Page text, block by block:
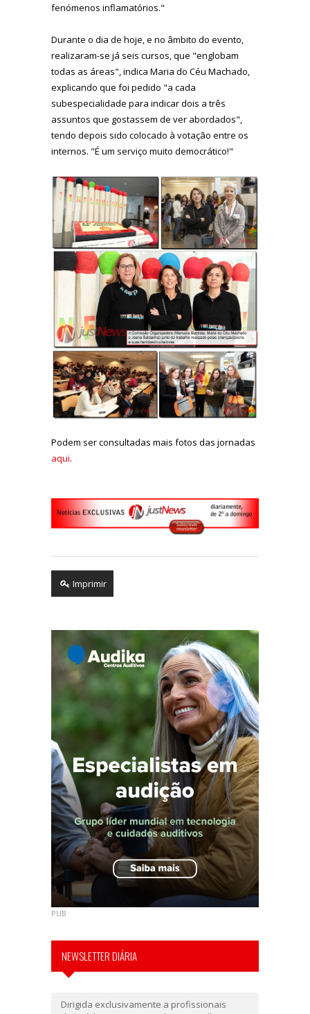
fenómenos inflamatórios."
Durante o dia de hoje, e no âmbito do evento,
realizaram-se já seis cursos, que "englobam
todas as áreas", indica Maria do Céu Machado,
explicando que foi pedido "a cada
subespecialidade para indicar dois a três
assuntos que gostassem de ver abordados",
tendo depois sido colocado à votação entre os
internos. "É um serviço muito democrático!"
Podem ser consultadas mais fotos das jornadas
aqui.
Imprimir
PUB
NEWSLETTER DIÁRIA
Dirigida exclusivamente a profissionais